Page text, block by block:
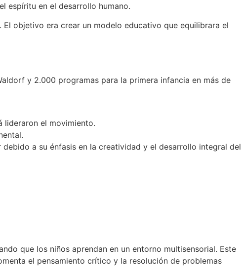
espíritu en el desarrollo humano.
objetivo era crear un modelo educativo que equilibrara el
y 2.000 programas para la primera infancia en más de
lideraron el movimiento.
a su énfasis en la creatividad y el desarrollo integral del
que los niños aprendan en un entorno multisensorial. Este
el pensamiento crítico y la resolución de problemas